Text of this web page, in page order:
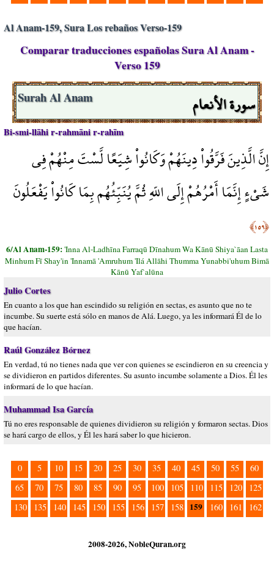
Al Anam-159, Sura Los rebaños Verso-159
Comparar traducciones españolas Sura Al Anam -
Verso 159
سورة الأنعام Surah Al Anam
Bi-smi-llāhi r-rahmāni r-rahīm
إِنَّ الَّذِينَ فَرَّقُواْ دِينَهُمْ وَكَانُواْ شِيَعًا لَّسْتَ مِنْهُمْ فِي
شَيْءٍ إِنَّمَا أَمْرُهُمْ إِلَى اللّهِ ثُمَّ يُنَبِّئُهُم بِمَا كَانُواْ يَفْعَلُونَ
﴿١٥٩﴾
6/Al Anam-159:'Inna Al-Ladhīna Farraqū Dīnahum Wa Kānū Shiya`āan Lasta
Minhum Fī Shay'in 'Innamā 'Amruhum 'Ilá Allāhi Thumma Yunabbi'uhum Bimā
Kānū Yaf`alūna
Julio Cortes
En cuanto a los que han escindido su religión en sectas, es asunto que no te
incumbe. Su suerte está sólo en manos de Alá. Luego, ya les informará Él de lo
que hacían.
Raúl González Bórnez
En verdad, tú no tienes nada que ver con quienes se escindieron en su creencia y
se dividieron en partidos diferentes. Su asunto incumbe solamente a Dios. Él les
informará de lo que hacían.
Muhammad Isa García
Tú no eres responsable de quienes dividieron su religión y formaron sectas. Dios
se hará cargo de ellos, y Él les hará saber lo que hicieron.
0 5 10 15 20 25 30 35 40 45 50 55
60
65
70 75 80 85 90 95 100 105 110 115 120
125
130
135 140 145 150 155 156 157 158 159 160 161 162
2008-2026, NobleQuran.org